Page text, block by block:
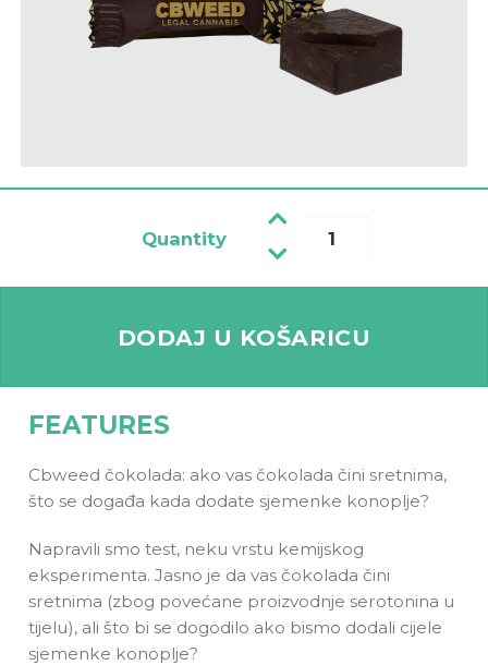
Quantity
DODAJ U KOŠARICU
FEATURES
Cbweed čokolada: ako vas čokolada čini sretnima,
što se događa kada dodate sjemenke konoplje?
Napravili smo test, neku vrstu kemijskog
eksperimenta. Jasno je da vas čokolada čini
sretnima (zbog povećane proizvodnje serotonina u
tijelu), ali što bi se dogodilo ako bismo dodali cijele
sjemenke konoplje?